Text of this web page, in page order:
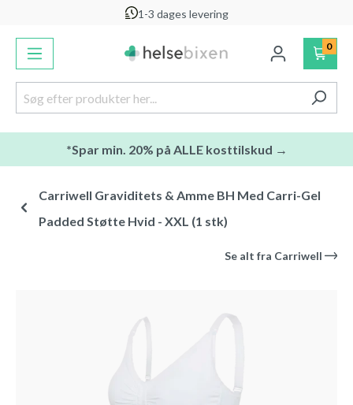
1-3 dages levering
0
*Spar min. 20% på ALLE kosttilskud →
Carriwell Graviditets & Amme BH Med Carri-Gel
Padded Støtte Hvid - XXL (1 stk)
Se alt fra Carriwell